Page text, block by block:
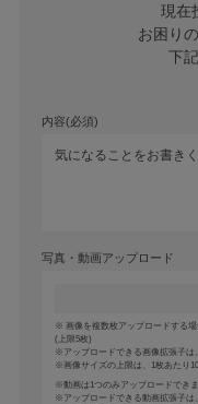
現在
お困り
下
内容(必須)
写真・動画アップロード
画像を複数枚アップロードする
(上限5枚)
アップロードできる画像拡張子は
画像サイズの上限は、1枚あたり
動画は1つのみアップロードできま
アップロードできる動画拡張子は